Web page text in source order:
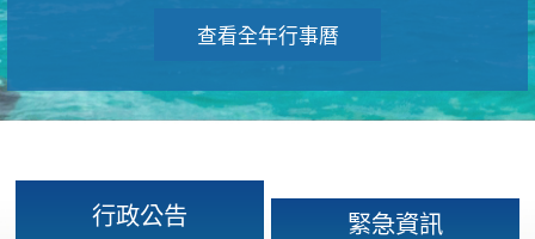
查看全年行事曆
行政公告 緊急資訊